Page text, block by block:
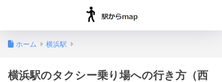
ホーム 横浜駅
横浜駅のタクシー乗り場への行き方（西